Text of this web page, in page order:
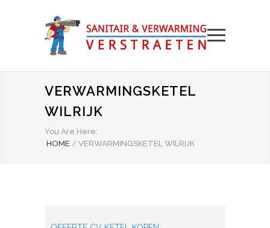
VERWARMINGSKETEL
WILRIJK
You Are Here:
HOME / VERWARMINGSKETEL WILRIJK